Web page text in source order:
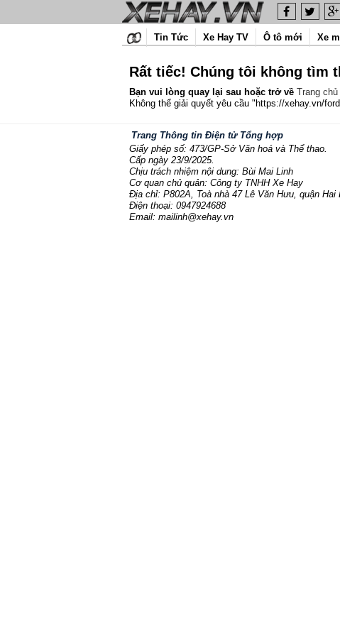
Tin Tức Xe Hay TV Ô tô mới Xe
Rất tiếc! Chúng tôi không tìm
Bạn vui lòng quay lại sau hoặc trở về Trang chủ
Không thể giải quyết yêu cầu "https://xehay.vn/
Trang Thông tin Điện tử Tổng hợp
Giấy phép số: 473/GP-Sở Văn hoá và Thể thao.
Cấp ngày 23/9/2025.
Chịu trách nhiệm nội dung: Bùi Mai Linh
Cơ quan chủ quản: Công ty TNHH Xe Hay
Địa chỉ: P802A, Toà nhà 47 Lê Văn Hưu, quận Hai
Điện thoại: 0947924688
Email: mailinh@xehay.vn